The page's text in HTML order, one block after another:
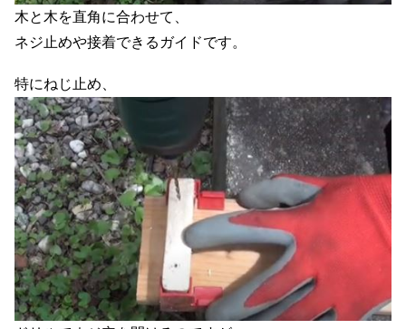
木と木を直角に合わせて、
ネジ止めや接着できるガイドです。
特にねじ止め、